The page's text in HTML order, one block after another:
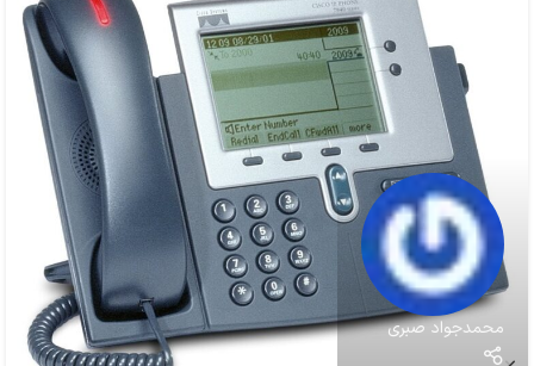
محمدجواد صبری